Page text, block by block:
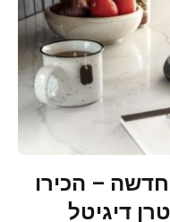
חדשה – הכירו
דיגיטל